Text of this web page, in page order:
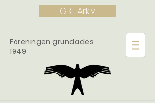
GBF Arkiv
Föreningen grundades
1949